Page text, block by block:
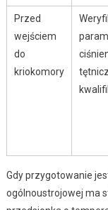
Przed
wejściem
do
kriokomory
Gdy przygotowanie
ogólnoustrojowej ma